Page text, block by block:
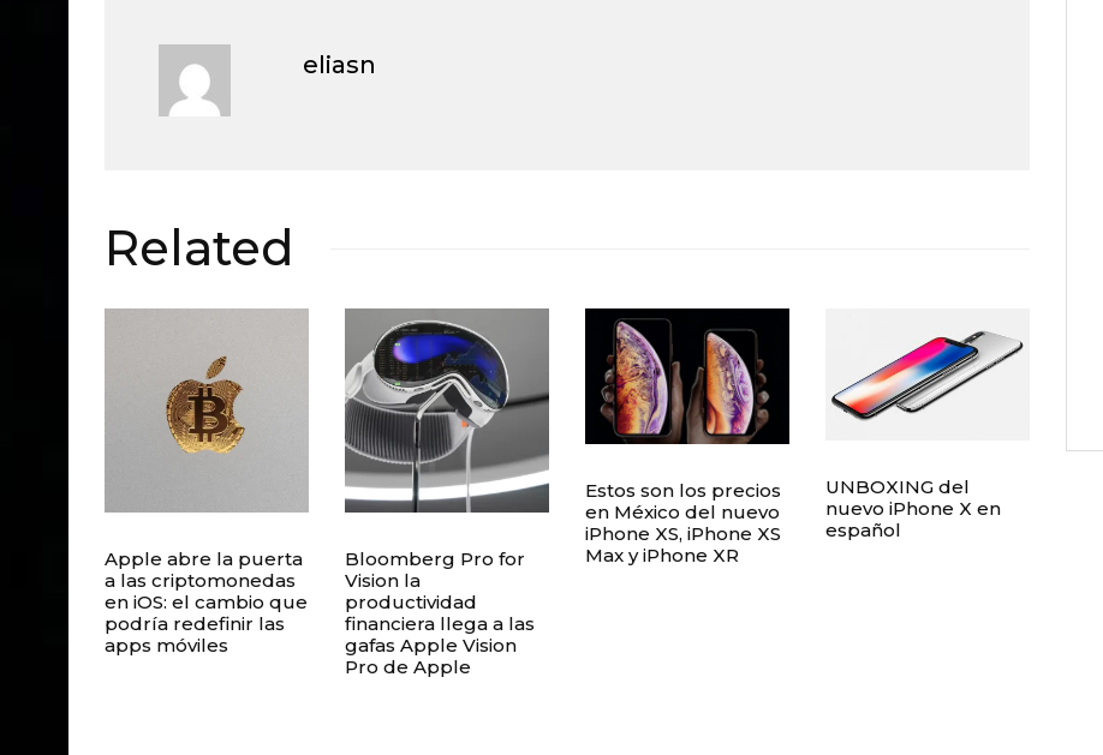
eliasn
Related
Apple abre la puerta
a las criptomonedas
en iOS: el cambio que
podría redefinir las
apps móviles
Bloomberg Pro for
Vision la
productividad
financiera llega a las
gafas Apple Vision
Pro de Apple
Estos son los precios
en México del nuevo
iPhone XS, iPhone XS
Max y iPhone XR
UNBOXING del
nuevo iPhone X en
español